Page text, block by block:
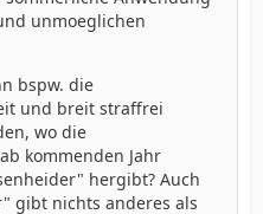
unmoeglichen
bspw. die
und breit straffrei
wo die
kommenden Jahr
hergibt? Auch
gibt nichts anderes als